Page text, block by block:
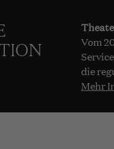
Vom
die
Mehr